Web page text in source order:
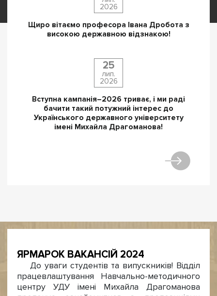
2026
Щиро вітаємо професора Івана Дробота з
високою державною відзнакою!
25
лип.
2026
Вступна кампанія–2026 триває, і ми раді
бачити такий потужний інтерес до
Українського державного університету
імені Михайла Драгоманова!
ЯРМАРОК ВАКАНСІЙ 2024
До уваги студентів та випускників! Відділ
працевлаштування Навчально-методичного
центру УДУ імені Михайла Драгоманова